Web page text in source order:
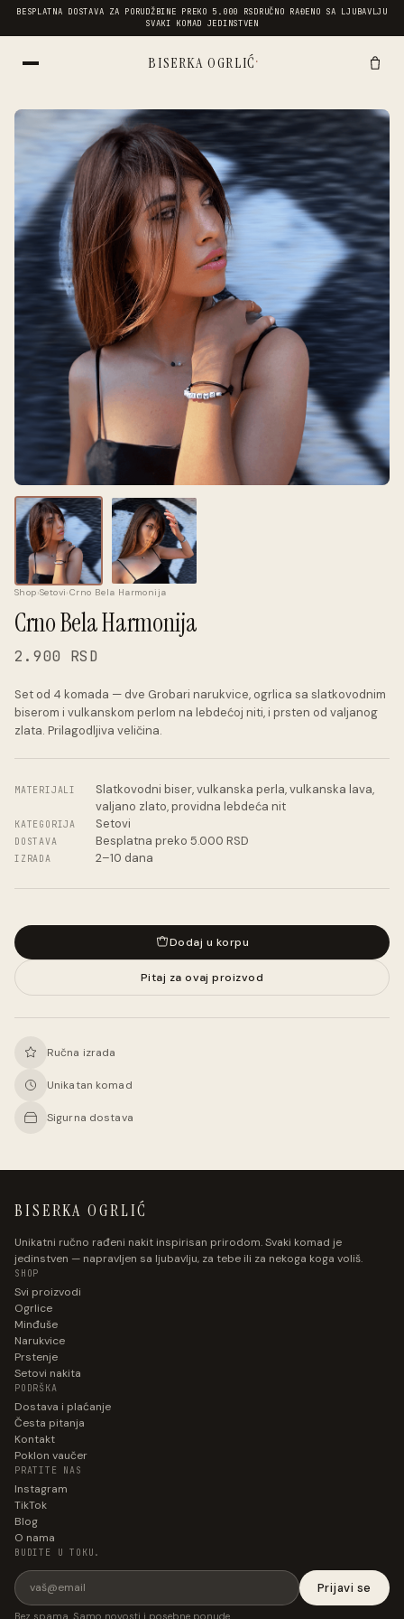
BESPLATNA DOSTAVA ZA PORUDŽBINE PREKO 5.000 RSDRUČNO RAĐENO SA LJUBAVLJU
SVAKI KOMAD JEDINSTVEN
BISERKA OGRLIĆ·
Shop›Setovi›Crno Bela Harmonija
Crno Bela Harmonija
2.900 RSD
Set od 4 komada — dve Grobari narukvice, ogrlica sa slatkovodnim
biserom i vulkanskom perlom na lebdećoj niti, i prsten od valjanog
zlata. Prilagodljiva veličina.
MATERIJALI
Slatkovodni biser, vulkanska perla, vulkanska lava,
valjano zlato, providna lebdeća nit
KATEGORIJA Setovi
DOSTAVA Besplatna preko 5.000 RSD
IZRADA 2–10 dana
Dodaj u korpu
Pitaj za ovaj proizvod
Ručna izrada
Unikatan komad
Sigurna dostava
BISERKA OGRLIĆ
Unikatni ručno rađeni nakit inspirisan prirodom. Svaki komad je
jedinstven — napravljen sa ljubavlju, za tebe ili za nekoga koga voliš.
SHOP
Svi proizvodi
Ogrlice
Minđuše
Narukvice
Prstenje
Setovi nakita
PODRŠKA
Dostava i plaćanje
Česta pitanja
Kontakt
Poklon vaučer
PRATITE NAS
Instagram
TikTok
Blog
O nama
BUDITE U TOKU.
Prijavi se
Bez spama. Samo novosti i posebne ponude.